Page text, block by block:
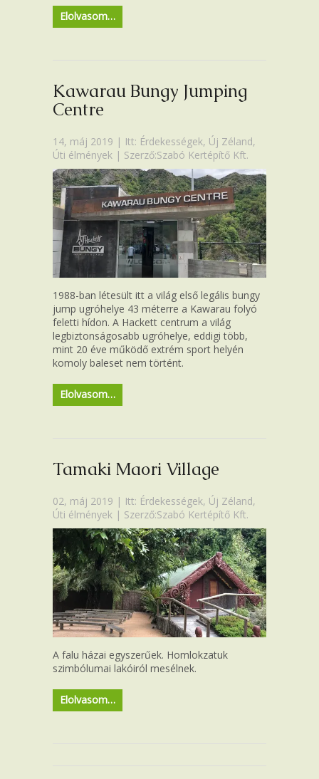
Elolvasom…
Kawarau Bungy Jumping
Centre
14, máj 2019 | Itt: Érdekességek, Új Zéland,
Úti élmények | Szerző:Szabó Kertépítő Kft.
1988-ban létesült itt a világ első legális bungy
jump ugróhelye 43 méterre a Kawarau folyó
feletti hídon. A Hackett centrum a világ
legbiztonságosabb ugróhelye, eddigi több,
mint 20 éve működő extrém sport helyén
komoly baleset nem történt.
Elolvasom…
Tamaki Maori Village
02, máj 2019 | Itt: Érdekességek, Új Zéland,
Úti élmények | Szerző:Szabó Kertépítő Kft.
A falu házai egyszerűek. Homlokzatuk
szimbólumai lakóiról mesélnek.
Elolvasom…